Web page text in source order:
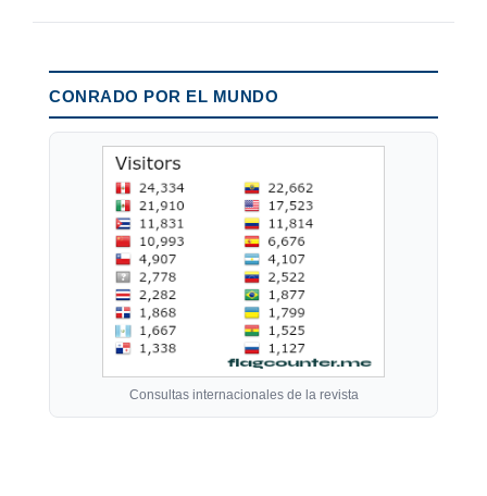
CONRADO POR EL MUNDO
Consultas internacionales de la revista